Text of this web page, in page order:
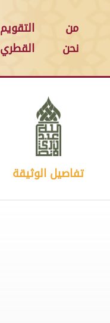
من
نحن
التقويم
القطري
تفاصيل الوثيقة